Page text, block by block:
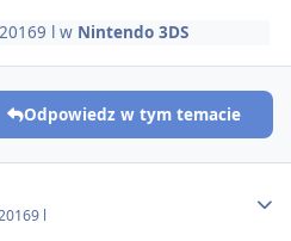
9 l w Nintendo 3DS
Odpowiedz w tym temacie
9 l